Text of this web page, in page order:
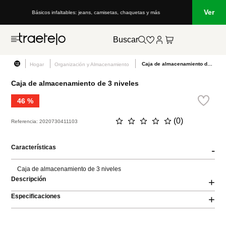
Básicos infaltables: jeans, camisetas, chaquetas y más Ver
Buscar
Hogar Organización y Almacenamiento
Caja de almacenamiento de 3 niveles
46 %
Referencia:2020730411103 ☆ ☆ ☆ ☆ ☆ (0)
Características -
Caja de almacenamiento de 3 niveles
Descripción
+
Especificaciones +